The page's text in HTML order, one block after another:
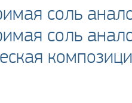
соль
соль